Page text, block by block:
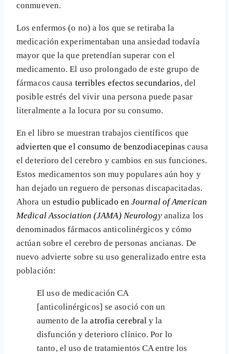
conmueven.
Los enfermos (o no) a los que se retiraba la
medicación experimentaban una ansiedad todavía
mayor que la que pretendían superar con el
medicamento. El uso prolongado de este grupo de
fármacos causa terribles efectos secundarios, del
posible estrés del vivir una persona puede pasar
literalmente a la locura por su consumo.
En el libro se muestran trabajos científicos que
advierten que el consumo de benzodiacepinas causa
el deterioro del cerebro y cambios en sus funciones.
Estos medicamentos son muy populares aún hoy y
han dejado un reguero de personas discapacitadas.
Ahora un estudio publicado enJournal of American
Medical Association (JAMA) Neurologyanaliza los
denominados fármacos anticolinérgicos y cómo
actúan sobre el cerebro de personas ancianas. De
nuevo advierte sobre su uso generalizado entre esta
población:
El uso de medicación CA
[anticolinérgicos] se asoció con un
aumento de laatrofia cerebral y la
disfunción y deterioro clínico. Por lo
tanto, el uso de tratamientos CA entre los